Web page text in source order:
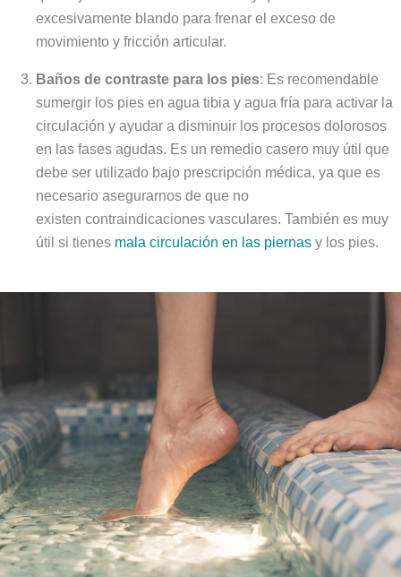
excesivamente blando para frenar el exceso de
movimiento y fricción articular.
Baños de contraste para los pies: Es recomendable
sumergir los pies en agua tibia y agua fría para activar la
circulación y ayudar a disminuir los procesos dolorosos
en las fases agudas. Es un remedio casero muy útil que
debe ser utilizado bajo prescripción médica, ya que es
necesario asegurarnos de que no
existen contraindicaciones vasculares. También es muy
útil si tienes mala circulación en las piernas y los pies.